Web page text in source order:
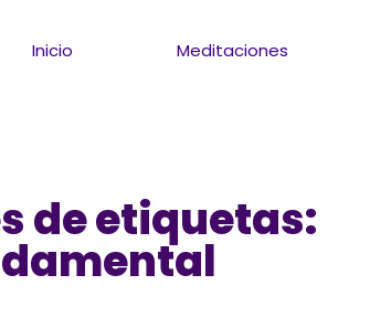
Inicio Meditaciones
de etiquetas: